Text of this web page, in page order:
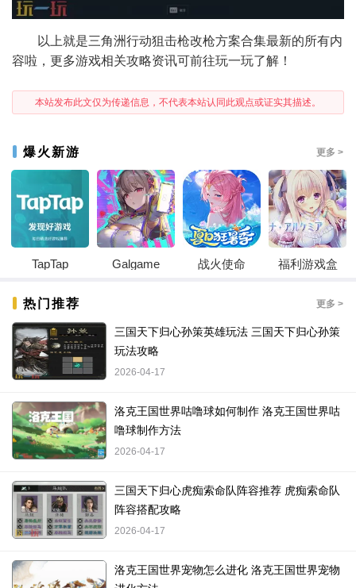
以上就是三角洲行动狙击枪改枪方案合集最新的所有内
容啦，更多游戏相关攻略资讯可前往玩一玩了解！
本站发布此文仅为传递信息，不代表本站认同此观点或证实其描述。
爆火新游 更多 >
TapTap Galgame 战火使命 福利游戏盒
热门推荐 更多 >
三国天下归心孙策英雄玩法 三国天下归心孙策
玩法攻略
2026-04-17
洛克王国世界咕噜球如何制作 洛克王国世界咕
噜球制作方法
2026-04-17
三国天下归心虎痴索命队阵容推荐 虎痴索命队
阵容搭配攻略
2026-04-17
洛克王国世界宠物怎么进化 洛克王国世界宠物